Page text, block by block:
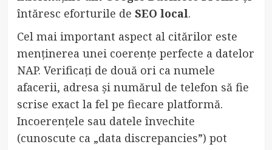
întăresc eforturile de SEO local.
Cel mai important aspect al citărilor este
menținerea unei coerențe perfecte a datelor
NAP. Verificați de două ori ca numele
afacerii, adresa și numărul de telefon să fie
scrise exact la fel pe fiecare platformă.
Incoerențele sau datele învechite
(cunoscute ca „data discrepancies”) pot